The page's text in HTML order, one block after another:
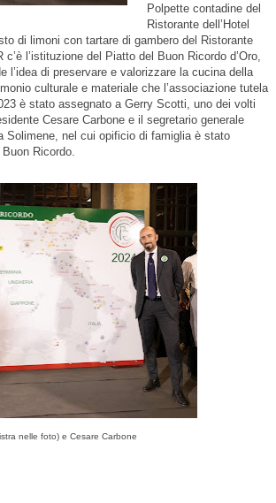
Polpette contadine del
Ristorante dell’Hotel
di limoni con tartare di gambero del Ristorante
l’istituzione del Piatto del Buon Ricordo d’Oro,
l’idea di preservare e valorizzare la cucina della
culturale e materiale che l’associazione tutela
è stato assegnato a Gerry Scotti, uno dei volti
Cesare Carbone e il segretario generale
Solimene, nel cui opificio di famiglia è stato
Ricordo.
nelle foto) e Cesare Carbone